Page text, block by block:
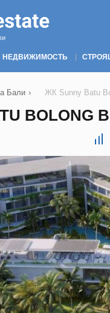
НЕДВИЖИМОСТЬ
Бали › ЖК Sunny Batu
BOLONG